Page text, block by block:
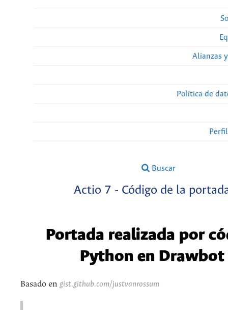
Alianzas
Política de
Buscar
Actio 7 - Código de la
Portada realizada por
Python en Drawbot
Basado en gist.github.com/justvanrossum